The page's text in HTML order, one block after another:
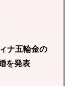
ナ五輪金の
を発表